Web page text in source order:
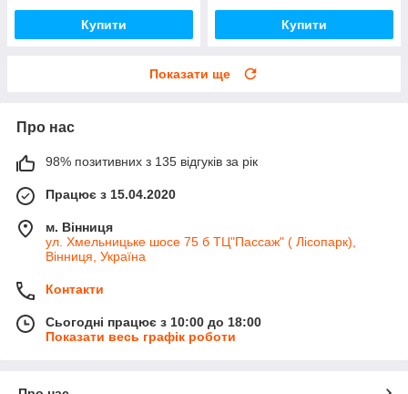
Купити Купити
Показати ще
Про нас
98% позитивних з 135 відгуків за рік
Працює з 15.04.2020
м. Вінниця
ул. Хмельницьке шосе 75 б ТЦ"Пассаж" ( Лісопарк),
Вінниця, Україна
Контакти
Сьогодні працює з 10:00 до 18:00
Показати весь графік роботи